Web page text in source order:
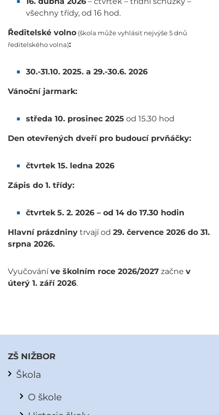
všechny třídy, od 16 hod.
Ředitelské volno (škola může vyhlásit nejvýše 5 dnů
ředitelského volna):
30.-31.10. 2025. a 29.-30.6. 2026
Vánoční jarmark:
středa 10. prosinec 2025 od 15.30 hod
Den otevřených dveří pro budoucí prvňáčky:
čtvrtek 15. ledna 2026
Zápis do 1. třídy:
čtvrtek 5. 2. 2026 – od 14 do 17.30 hodin
Hlavní prázdniny trvají od 29. července 2026 do 31.
srpna 2026.
Vyučováníve školním roce 2026/2027 začne v
úterý 1. září 2026.
ZŠ NIŽBOR
Škola
O škole